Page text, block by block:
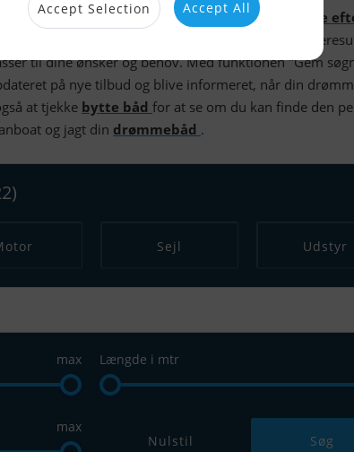
udfordring, men hos Scanboat er det nemt at
søge
for at søge en båd kan du indsnævre dine
til dine ønsker og behov. Med funktionen "Gem
på nye tilbud og blive informeret, når din
at tjekke bytte båd for at se om du kan finde den
og jagt din drømmebåd .
Sejl Udstyr
max Længde i mtr
max
Nulstil
Accept Selection Accept All